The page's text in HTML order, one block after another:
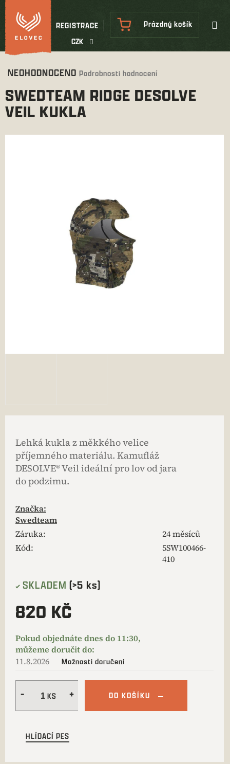
Přejít
na
obsah
CZK
REGISTRACE
NÁKUPNÍ
KOŠÍK
Prázdný košík
Průměrné
produktu
je
0,0
NEOHODNOCENO Podrobnosti hodnocení
SWEDTEAM RIDGE DESOLVE
VEIL KUKLA
Lehká kukla z měkkého velice
příjemného materiálu. Kamufláž
DESOLVE® Veil ideální pro lov od jara
do podzimu.
Značka:
Swedteam
Záruka:
24 měsíců
Kód:
5SW100466-
410
SKLADEM (>5 ks)
820 KČ
11.8.2026 Možnosti doručení
DO KOŠÍKU
HLÍDACÍ PES